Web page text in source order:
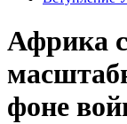
Африка
фоне